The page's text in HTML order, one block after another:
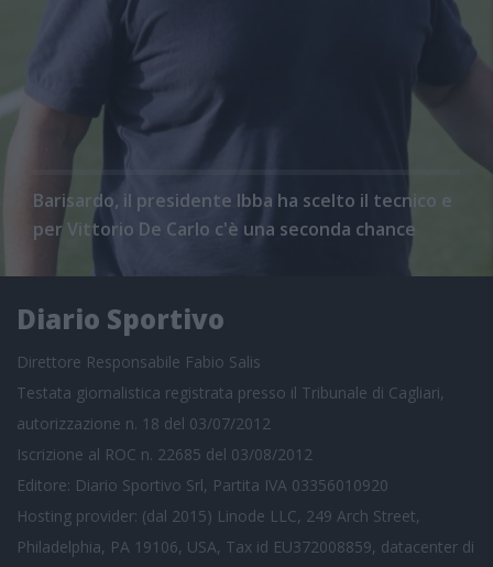
Barisardo, il presidente Ibba ha scelto il tecnico e
per Vittorio De Carlo c'è una seconda chance
Diario Sportivo
Direttore Responsabile Fabio Salis
Testata giornalistica registrata presso il Tribunale di Cagliari,
autorizzazione n. 18 del 03/07/2012
Iscrizione al ROC n. 22685 del 03/08/2012
Editore: Diario Sportivo Srl, Partita IVA 03356010920
Hosting provider: (dal 2015) Linode LLC, 249 Arch Street,
Philadelphia, PA 19106, USA, Tax id EU372008859, datacenter di